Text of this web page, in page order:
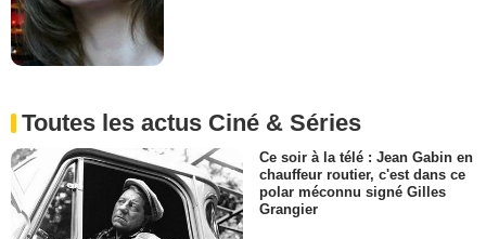
Toutes les actus Ciné & Séries
Ce soir à la télé : Jean Gabin en
chauffeur routier, c'est dans ce
polar méconnu signé Gilles
Grangier